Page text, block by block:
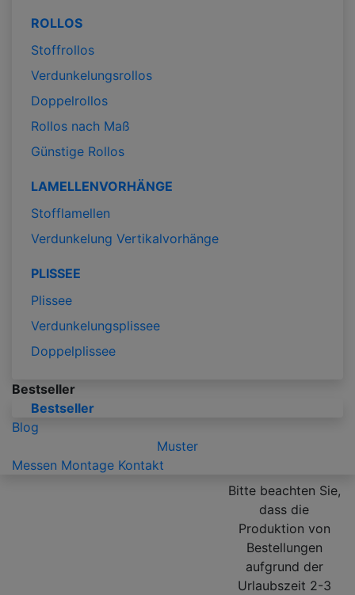
ROLLOS
Stoffrollos
Verdunkelungsrollos
Doppelrollos
Rollos nach Maß
Günstige Rollos
LAMELLENVORHÄNGE
Stofflamellen
Verdunkelung Vertikalvorhänge
PLISSEE
Plissee
Verdunkelungsplissee
Doppelplissee
Bestseller
Bestseller
Blog
Muster
Messen Montage Kontakt
Bitte beachten Sie,
dass die
Produktion von
Bestellungen
aufgrund der
Urlaubszeit 2-3